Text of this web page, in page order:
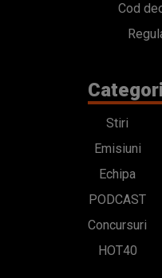
Cod
Stiri
Emisiuni
Echipa
PODCAST
Concursuri
HOT40